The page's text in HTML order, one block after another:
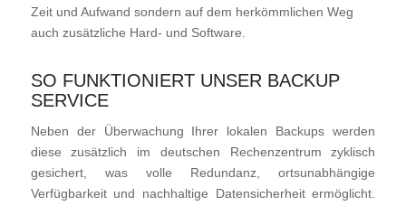
Zeit und Aufwand sondern auf dem herkömmlichen Weg
auch zusätzliche Hard- und Software.
SO FUNKTIONIERT UNSER BACKUP
SERVICE
Neben der Überwachung Ihrer lokalen Backups werden
diese zusätzlich im deutschen Rechenzentrum zyklisch
gesichert, was volle Redundanz, ortsunabhängige
Verfügbarkeit und nachhaltige Datensicherheit ermöglicht.